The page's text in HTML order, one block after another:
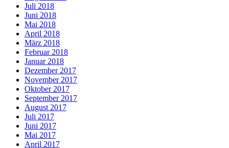
Juli 2018
Juni 2018
Mai 2018
April 2018
März 2018
Februar 2018
Januar 2018
Dezember 2017
November 2017
Oktober 2017
September 2017
August 2017
Juli 2017
Juni 2017
Mai 2017
April 2017